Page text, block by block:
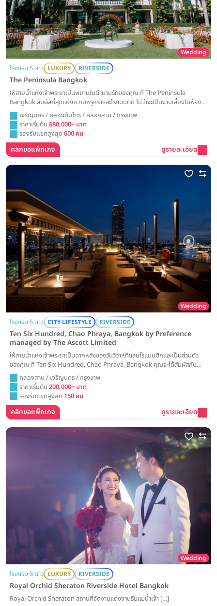
Wedding
โรงแรม 5 ดาว LUXURY RIVERSIDE
The Peninsula Bangkok
ให้สายน้ำแห่งเจ้าพระยาเป็นพยานในตำนานรักของคุณ ที่ The Peninsula
Bangkok สัมผัสที่สุดแห่งความหรูหราและโรแมนติก ไม่ว่าจะเป็นงานเลี้ยงในห้อง
บอลรูมที่สง่างาม หรือการเต้นรำใต้แสงดาวบนสนามหญ้าริมน้ำในฝัน
เจริญนคร / คลองต้นไทร / คลองสาน / กรุงเทพ
ราคาเริ่มต้น 680,000+ บาท
รองรับแขกสูงสุด 600 คน
คลิกขอแพ็กเกจ ดูรายละเอียด
Wedding
โรงแรม 5 ดาว CITY LIFESTYLE RIVERSIDE
Ten Six Hundred, Chao Phraya, Bangkok by Preference
managed by The Ascott Limited
ให้สายน้ำแห่งเจ้าพระยาเป็นฉากหลังของวันวิวาห์ที่แสนโรแมนติกและเป็นส่วนตัว
ของคุณ ที่ Ten Six Hundred, Chao Phraya, Bangkok คุณจะได้สัมผัสกับ
ประสบการณ์การจัดงานแต่งงานในบรรยากาศสุดเอ็กซ์คลูซีฟ ไม่ว่าจะเป็นพิธีอบอุ่น
ในสวนสวยริมน้ำ หรือปาร์ตี้เฉลิมฉลองบนเรือ เพื่อสร้างความทรงจำอันล้ำค่าที่จะคง
อยู่ตลอดไป
คลองสาน / เจริญนคร / กรุงเทพ
ราคาเริ่มต้น 200,000+ บาท
รองรับแขกสูงสุด 150 คน
คลิกขอแพ็กเกจ ดูรายละเอียด
Wedding
โรงแรม 5 ดาว LUXURY RIVERSIDE
Royal Orchid Sheraton Riverside Hotel Bangkok
Royal Orchid Sheraton สถานที่จัดงานแต่งงานริมแม่น้ำเจ้า […]